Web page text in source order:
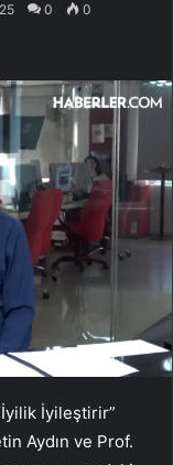
0 0
İyileştirir”
Aydın ve Prof.